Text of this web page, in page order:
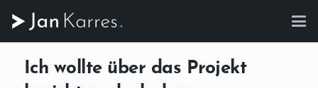
Ich wollte über das Projekt